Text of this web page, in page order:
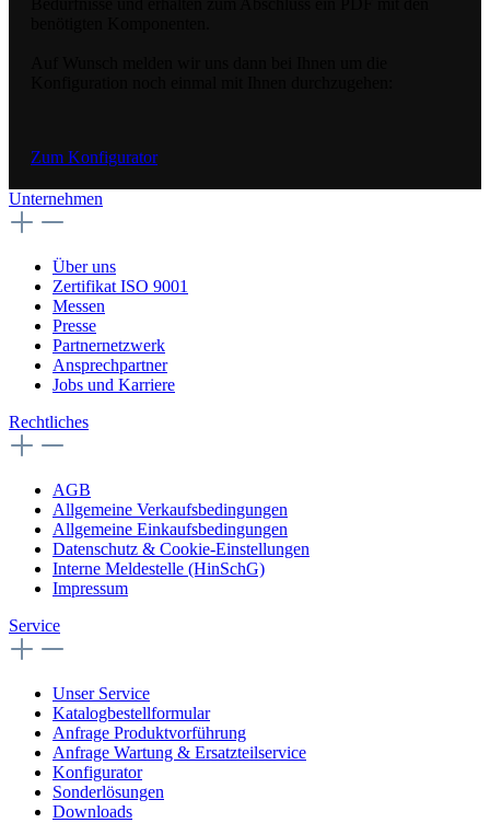
Zum Konfigurator
Unternehmen
Über uns
Zertifikat ISO 9001
Messen
Presse
Partnernetzwerk
Ansprechpartner
Jobs und Karriere
Rechtliches
AGB
Allgemeine Verkaufsbedingungen
Allgemeine Einkaufsbedingungen
Datenschutz & Cookie-Einstellungen
Interne Meldestelle (HinSchG)
Impressum
Service
Unser Service
Katalogbestellformular
Anfrage Produktvorführung
Anfrage Wartung & Ersatzteilservice
Konfigurator
Sonderlösungen
Downloads